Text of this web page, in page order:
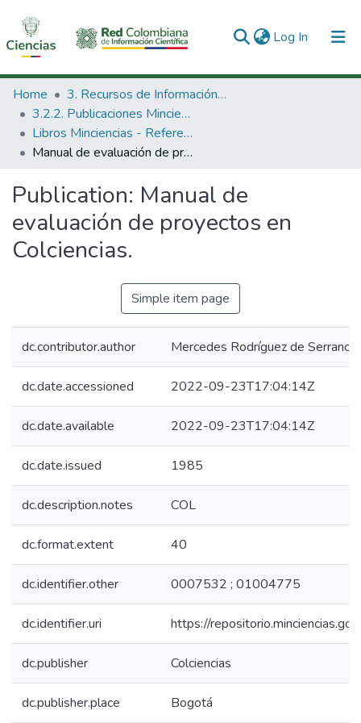
Log In (current)
Communities & Collections
All of DSpace
Statistics
Home
3. Recursos de Información Científica y Tecnológica
3.2.2. Publicaciones Minciencias
Libros Minciencias - Referenciales
Manual de evaluación de proyectos en Colciencias.
Publication: Manual de
evaluación de proyectos en
Colciencias.
Simple item page
dc.contributor.author Mercedes Rodríguez de Serrano
dc.date.accessioned 2022-09-23T17:04:14Z
dc.date.available 2022-09-23T17:04:14Z
dc.date.issued 1985
dc.description.notes COL
dc.format.extent 40
dc.identifier.other 0007532 ; 01004775
dc.identifier.uri https://
dc.publisher Colciencias
dc.publisher.place Bogotá